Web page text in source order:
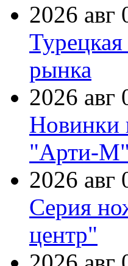
2026 авг
рынка
2026 авг
Новинки
"Арти-М"
2026 авг
Серия
центр"